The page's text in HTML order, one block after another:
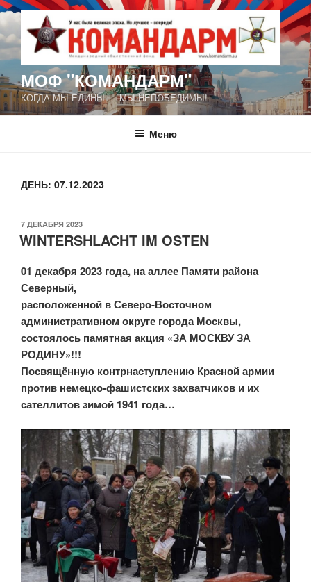
Перейти
к
содержимому
МОФ "КОМАНДАРМ"
КОГДА МЫ ЕДИНЫ — МЫ НЕПОБЕДИМЫ!
Меню
ДЕНЬ: 07.12.2023
ОПУБЛИКОВАНО
7 ДЕКАБРЯ 2023
WINTERSHLACHT IM OSTEN
01 декабря 2023 года, на аллее Памяти района
Северный,
расположенной в Северо-Восточном
административном округе города Москвы,
состоялось памятная акция «ЗА МОСКВУ ЗА
РОДИНУ»!!!
Посвящённую контрнаступлению Красной армии
против немецко-фашистских захватчиков и их
сателлитов зимой 1941 года…